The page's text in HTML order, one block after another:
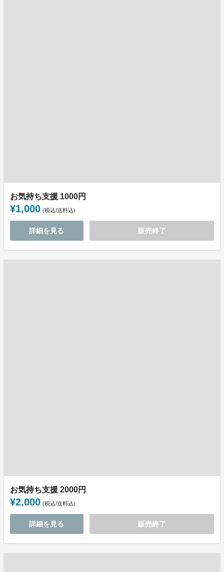
お気持ち支援 1000円
¥1,000 (税込/送料込)
詳細を見る 販売終了
お気持ち支援 2000円
¥2,000 (税込/送料込)
詳細を見る 販売終了